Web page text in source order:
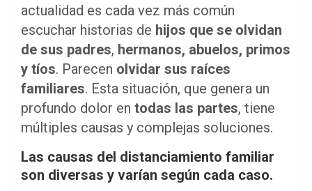
actualidad es cada vez más común
escuchar historias de hijos que se olvidan
de sus padres, hermanos, abuelos, primos
y tíos. Parecen olvidar sus raíces
familiares. Esta situación, que genera un
profundo dolor en todas las partes, tiene
múltiples causas y complejas soluciones.
Las causas del distanciamiento familiar
son diversas y varían según cada caso.